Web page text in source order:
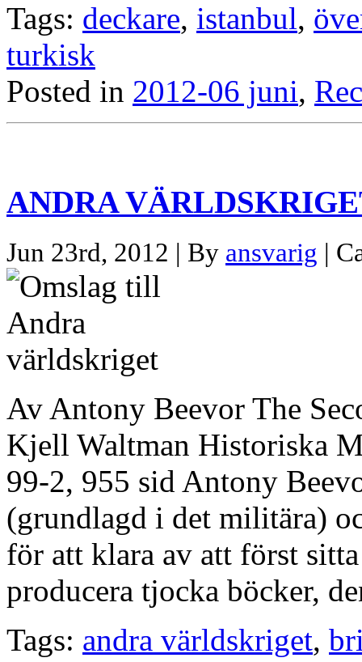
Tags: deckare, istanbul,
turkisk
Posted in 2012-06 juni,
ANDRA
Jun 23rd, 2012 | By ansvarig |
Av Antony Beevor The
Kjell Waltman Historiska
99-2, 955 sid Antony
(grundlagd i det militära)
för att klara av att först
producera tjocka böcker,
Tags: andra världskriget,